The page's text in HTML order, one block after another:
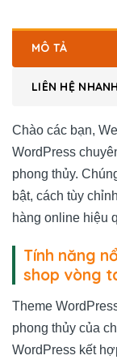
MÔ TẢ
LIÊN HỆ NHANH
Chào các bạn,
WordPress
phong thủy.
bật, cách tùy
hàng online hiệu
Tính năng
shop vòng
Theme
phong thủy của
WordPress kết